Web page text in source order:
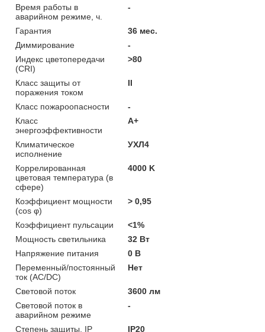
Время работы в
аварийном режиме, ч.
-
Гарантия
36 мес.
Диммирование
-
Индекс цветопередачи
(CRI)
>80
Класс защиты от
поражения током
II
Класс пожароопасности
-
Класс
энергоэффективности
A+
Климатическое
исполнение
УХЛ4
Коррелированная
цветовая температура (в
сфере)
4000 K
Коэффициент мощности
(cos φ)
> 0,95
Коэффициент пульсации
<1%
Мощность светильника
32 Вт
Напряжение питания
0 В
Переменный/постоянный
ток (AC/DC)
Нет
Световой поток
3600 лм
Световой поток в
аварийном режиме
-
Степень защиты, IP
IP20